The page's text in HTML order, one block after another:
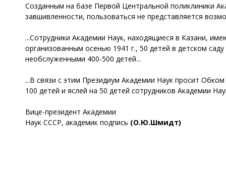
Созданным на базе Первой Центральной поликлиники
завшивленности, пользоваться не представляется
...Сотрудники Академии Наук, находящиеся в Казани,
организованным осенью 1941 г., 50 детей в детском
необслуженными 400-500 детей...
...В связи с этим Президиум Академии Наук просит
100 детей и яслей на 50 детей сотрудников Академии
Вице-президент Академии
Наук СССР, академик подпись (О.Ю.Шмидт)